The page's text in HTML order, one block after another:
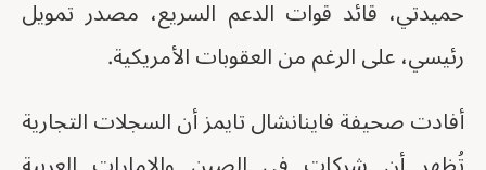
حميدتي، قائد قوات الدعم السريع، مصدر تمويل
رئيسي، على الرغم من العقوبات الأمريكية.
أفادت صحيفة فاينانشال تايمز أن السجلات التجارية